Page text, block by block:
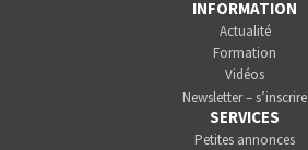
INFORMATION
Actualité
Formation
Vidéos
Newsletter – s’inscrire
SERVICES
Petites annonces